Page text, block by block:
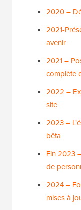
2020 –
2021-
avenir
2021 –
complète
2022 –
site
2023 –
bêta
Fin 2023
de
2024 –
mises à